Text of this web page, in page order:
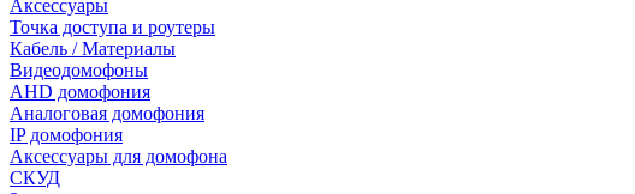
Аксессуары
Точка доступа и роутеры
Кабель / Материалы
Видеодомофоны
AHD домофония
Аналоговая домофония
IP домофония
Аксессуары для домофона
СКУД